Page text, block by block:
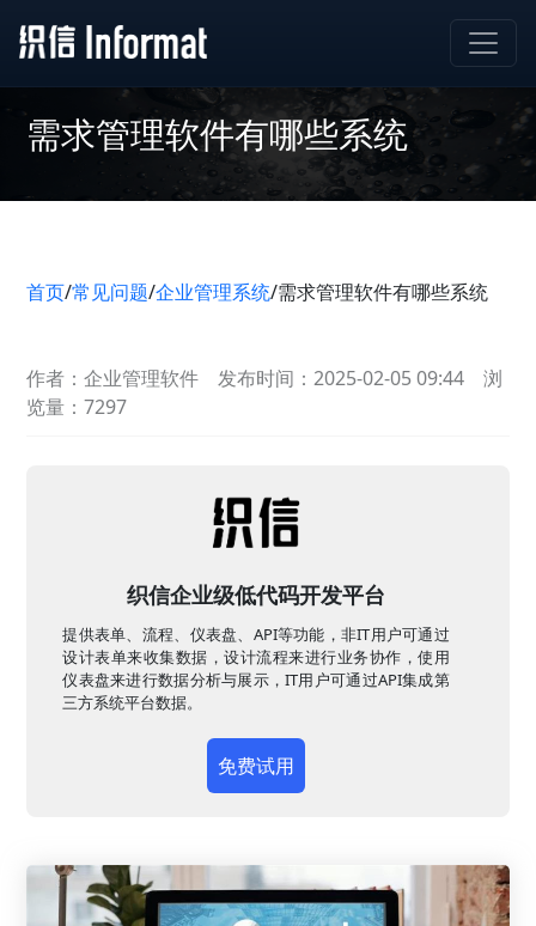
需求管理软件有哪些系统
首页/常见问题/企业管理系统/需求管理软件有哪些系统
作者：企业管理软件 发布时间：2025-02-05 09:44
浏
览量：7297
织信企业级低代码开发平台
提供表单、流程、仪表盘、API等功能，非IT用户可通过
设计表单来收集数据，设计流程来进行业务协作，使用
仪表盘来进行数据分析与展示，IT用户可通过API集成第
三方系统平台数据。
免费试用